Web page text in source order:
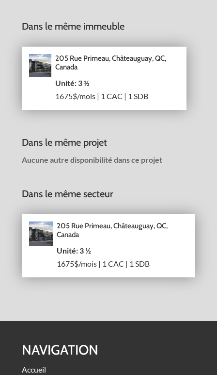
Dans le même immeuble
205 Rue Primeau, Châteauguay, QC,
Canada
Unité: 3 ½
1675$/mois | 1 CAC | 1 SDB
Dans le même projet
Aucune autre disponibilité dans ce projet
Dans le même secteur
205 Rue Primeau, Châteauguay, QC,
Canada
Unité: 3 ½
1675$/mois | 1 CAC | 1 SDB
NAVIGATION
Accueil